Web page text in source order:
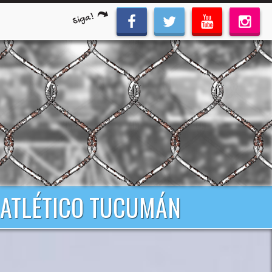
Siga!
TUCUMÁN